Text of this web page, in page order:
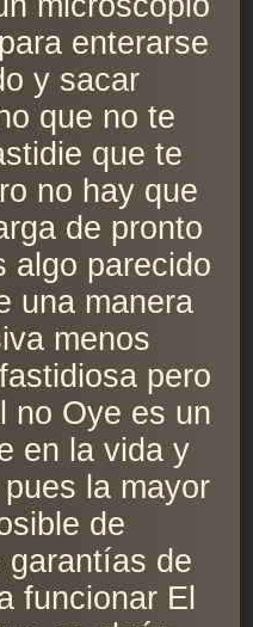
enterarse
y sacar
que no te
que te
no hay que
de pronto
algo parecido
una manera
menos
pero
no Oye es un
en la vida y
la mayor
de
garantías de
funcionar El